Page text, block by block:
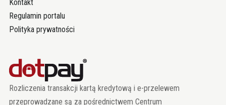
Kontakt
Regulamin portalu
Polityka prywatności
Rozliczenia transakcji kartą kredytową i e-przelewem
przeprowadzane są za pośrednictwem Centrum